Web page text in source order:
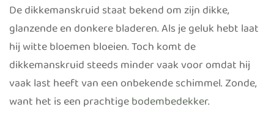
De dikkemanskruid staat bekend om zijn dikke,
glanzende en donkere bladeren. Als je geluk hebt laat
hij witte bloemen bloeien. Toch komt de
dikkemanskruid steeds minder vaak voor omdat hij
vaak last heeft van een onbekende schimmel. Zonde,
want het is een prachtigebodembedekker.